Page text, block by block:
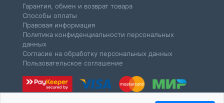
Гарантия, обмен и возврат товара
Способы оплаты
Правовая информация
Политика конфиденциальности персональных
данных
Согласие на обработку персональных данных
Пользовательское соглашение